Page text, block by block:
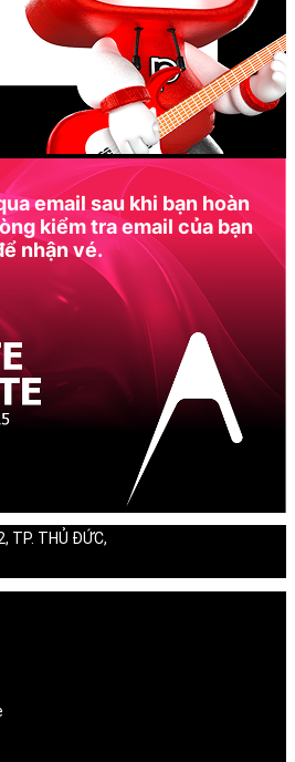
email sau khi bạn hoàn
kiểm tra email của bạn
nhận vé.
TP. THỦ ĐỨC,